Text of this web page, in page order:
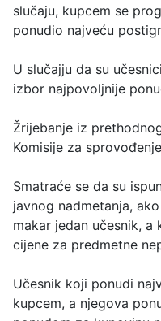
slučaju, kupcem se
ponudio najveću
U slučajju da su
izbor najpovoljnije
Žrijebanje iz
Komisije za
Smatraće se da su
javnog nadmetanja,
makar jedan učesnik,
cijene za predmetne
Učesnik koji ponudi
kupcem, a njegova